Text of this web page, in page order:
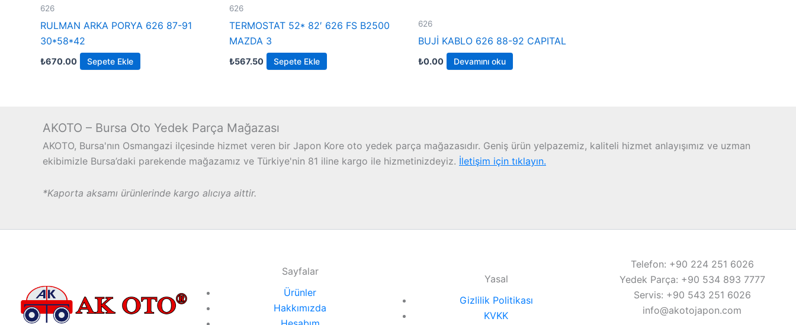
626
RULMAN ARKA PORYA 626 87-91
30*58*42
₺670.00 Sepete Ekle
626
TERMOSTAT 52* 82′ 626 FS B2500
MAZDA 3
₺567.50 Sepete Ekle
626
BUJİ KABLO 626 88-92 CAPITAL
₺0.00 Devamını oku
AKOTO – Bursa Oto Yedek Parça Mağazası
AKOTO, Bursa'nın Osmangazi ilçesinde hizmet veren bir Japon Kore oto yedek parça mağazasıdır. Geniş ürün yelpazemiz, kaliteli hizmet anlayışımız ve uzman
ekibimizle Bursa’daki parekende mağazamız ve Türkiye'nin 81 iline kargo ile hizmetinizdeyiz. İletişim için tıklayın.
*Kaporta aksamı ürünlerinde kargo alıcıya aittir.
Sayfalar
Ürünler
Hakkımızda
Yasal
Gizlilik Politikası
KVKK
Telefon: +90 224 251 6026
Yedek Parça: +90 534 893 7777
Servis: +90 543 251 6026
info@akotojapon.com